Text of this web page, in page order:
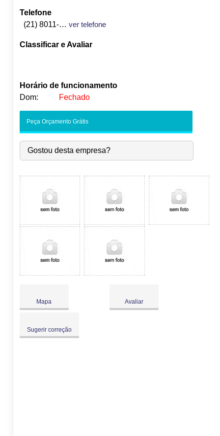
Telefone
(21) 8011-5605
ver telefone
Classificar e Avaliar
Horário de funcionamento
Dom:
Fechado
-
Qua:
09:00-18:00
Qui:
09:00-18:00
Sáb:
Fechado
Dom:
Fechado
Peça Orçamento Grátis
Gostou desta empresa?
Mapa Avaliar
Sugerir correção